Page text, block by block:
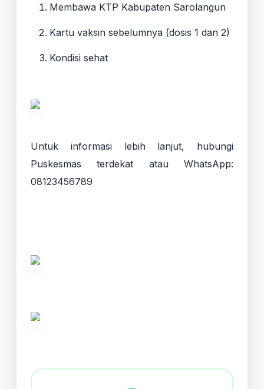
Membawa KTP Kabupaten Sarolangun
Kartu vaksin sebelumnya (dosis 1 dan 2)
Kondisi sehat
Untuk informasi lebih lanjut, hubungi
Puskesmas terdekat atau WhatsApp:
08123456789